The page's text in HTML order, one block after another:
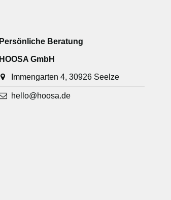
Persönliche Beratung
HOOSA GmbH
Immengarten 4, 30926 Seelze
hello@hoosa.de